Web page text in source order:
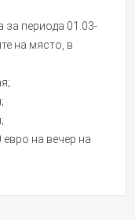
за периода 01.03-
на място, в
евро на вечер на